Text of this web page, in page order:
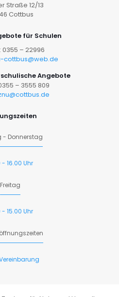
Straße 12/13
Cottbus
für Schulen
0355 – 22996
cottbus@web.de
Angebote
– 3555 809
- Donnerstag
16.00 Uhr
Freitag
15.00 Uhr